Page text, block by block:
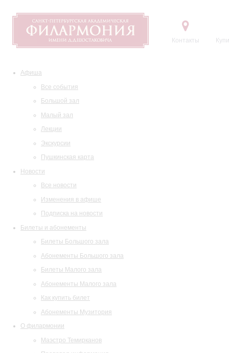
Контакты
Афиша
Все события
Большой зал
Малый зал
Лекции
Экскурсии
Пушкинская карта
Новости
Все новости
Изменения в афише
Подписка на новости
Билеты и абонементы
Билеты Большого зала
Абонементы Большого зала
Билеты Малого зала
Абонементы Малого зала
Как купить билет
Абонементы Музитория
О филармонии
Маэстро Темирканов